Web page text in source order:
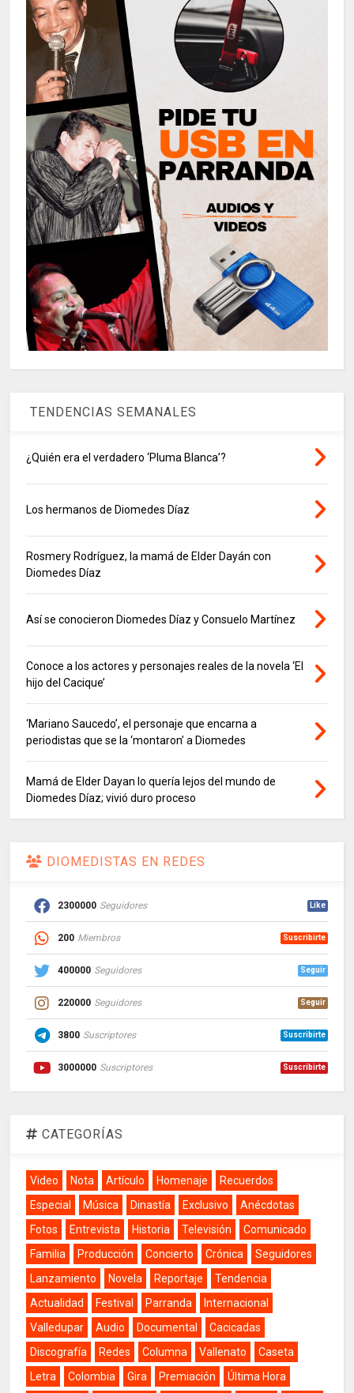
TENDENCIAS SEMANALES
¿Quién era el verdadero ‘Pluma Blanca’?
Los hermanos de Diomedes Díaz
Rosmery Rodríguez, la mamá de Elder Dayán con
Diomedes Díaz
Así se conocieron Diomedes Díaz y Consuelo Martínez
Conoce a los actores y personajes reales de la novela ‘El
hijo del Cacique’
‘Mariano Saucedo’, el personaje que encarna a
periodistas que se la ‘montaron’ a Diomedes
Mamá de Elder Dayan lo quería lejos del mundo de
Diomedes Díaz; vivió duro proceso
DIOMEDISTAS EN REDES
2300000 Seguidores Like
200 Miembros Suscribirte
400000 Seguidores Seguir
220000 Seguidores Seguir
3800 Suscriptores Suscribirte
3000000 Suscriptores Suscribirte
CATEGORÍAS
Video Nota Artículo Homenaje
Recuerdos
Especial
Música Dinastía Exclusivo
Anécdotas
Fotos
Entrevista Historia Televisión
Comunicado
Familia
Producción Concierto Crónica
Seguidores
Lanzamiento
Novela Reportaje
Tendencia
Actualidad
Festival Parranda
Internacional
Valledupar
Audio Documental
Cacicadas
Discografía
Redes Columna Vallenato
Caseta
Letra
Colombia Gira Premiación Última Hora